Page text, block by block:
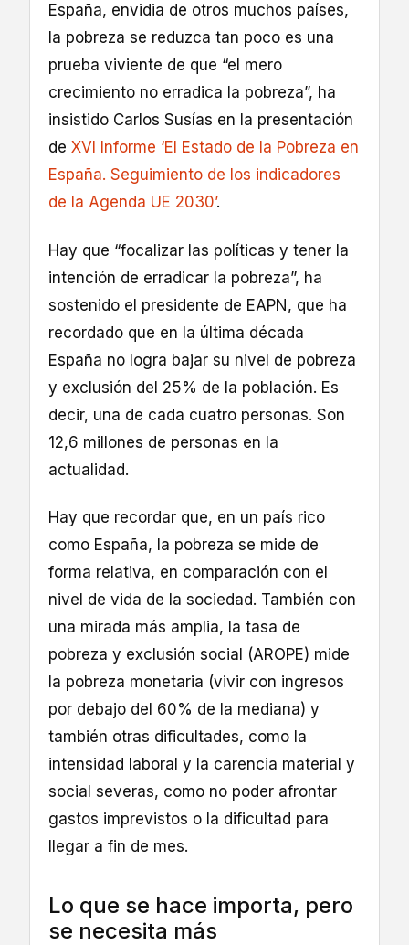
España, envidia de otros muchos países,
la pobreza se reduzca tan poco es una
prueba viviente de que “el mero
crecimiento no erradica la pobreza”, ha
insistido Carlos Susías en la presentación
de XVI Informe ‘El Estado de la Pobreza en
España. Seguimiento de los indicadores
de la Agenda UE 2030’.
Hay que “focalizar las políticas y tener la
intención de erradicar la pobreza”, ha
sostenido el presidente de EAPN, que ha
recordado que en la última década
España no logra bajar su nivel de pobreza
y exclusión del 25% de la población. Es
decir, una de cada cuatro personas. Son
12,6 millones de personas en la
actualidad.
Hay que recordar que, en un país rico
como España, la pobreza se mide de
forma relativa, en comparación con el
nivel de vida de la sociedad. También con
una mirada más amplia, la tasa de
pobreza y exclusión social (AROPE) mide
la pobreza monetaria (vivir con ingresos
por debajo del 60% de la mediana) y
también otras dificultades, como la
intensidad laboral y la carencia material y
social severas, como no poder afrontar
gastos imprevistos o la dificultad para
llegar a fin de mes.
Lo que se hace importa, pero
se necesita más